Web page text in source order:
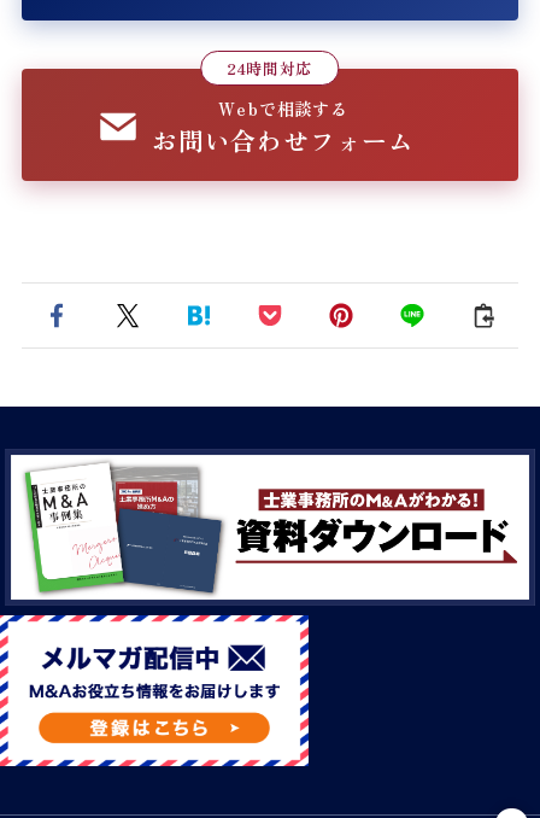
24時間対応
Webで相談する
お問い合わせフォーム